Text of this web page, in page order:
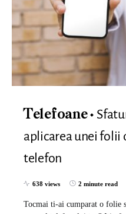
Telefoane
aplicarea unei folii
telefon
638 views 2 minute read
Tocmai ti-ai cumparat o folie